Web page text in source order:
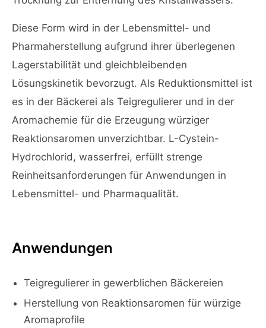
Diese Form wird in der Lebensmittel- und
Pharmaherstellung aufgrund ihrer überlegenen
Lagerstabilität und gleichbleibenden
Lösungskinetik bevorzugt. Als Reduktionsmittel ist
es in der Bäckerei als Teigregulierer und in der
Aromachemie für die Erzeugung würziger
Reaktionsaromen unverzichtbar. L-Cystein-
Hydrochlorid, wasserfrei, erfüllt strenge
Reinheitsanforderungen für Anwendungen in
Lebensmittel- und Pharmaqualität.
Anwendungen
Teigregulierer in gewerblichen Bäckereien
Herstellung von Reaktionsaromen für würzige
Aromaprofile